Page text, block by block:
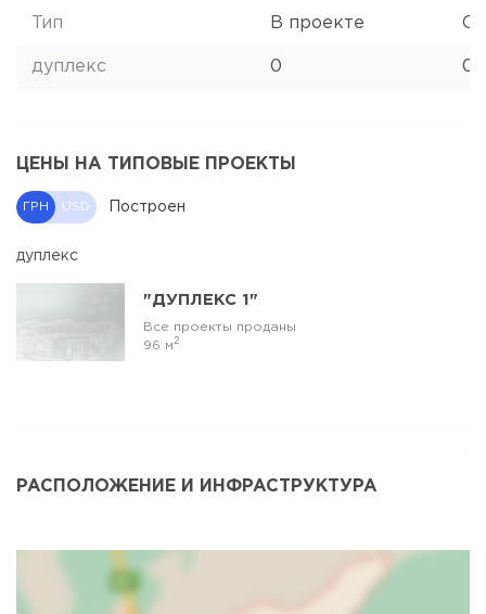
Тип В проекте
дуплекс 0 0
ЦЕНЫ НА ТИПОВЫЕ ПРОЕКТЫ
ГРН USD Построен
дуплекс
"ДУПЛЕКС 1"
Все проекты проданы
96 м 2
РАСПОЛОЖЕНИЕ И ИНФРАСТРУКТУРА